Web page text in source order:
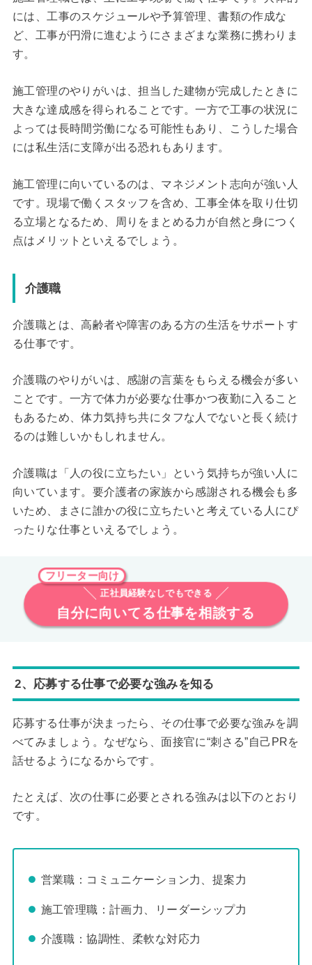
には、工事のスケジュールや予算管理、書類の作成な
ど、工事が円滑に進むようにさまざまな業務に携わりま
す。
施工管理のやりがいは、担当した建物が完成したときに
大きな達成感を得られることです。一方で工事の状況に
よっては長時間労働になる可能性もあり、こうした場合
には私生活に支障が出る恐れもあります。
施工管理に向いているのは、マネジメント志向が強い人
です。現場で働くスタッフを含め、工事全体を取り仕切
る立場となるため、周りをまとめる力が自然と身につく
点はメリットといえるでしょう。
介護職
介護職とは、高齢者や障害のある方の生活をサポートす
る仕事です。
介護職のやりがいは、感謝の言葉をもらえる機会が多い
ことです。一方で体力が必要な仕事かつ夜勤に入ること
もあるため、体力気持ち共にタフな人でないと長く続け
るのは難しいかもしれません。
介護職は「人の役に立ちたい」という気持ちが強い人に
向いています。要介護者の家族から感謝される機会も多
いため、まさに誰かの役に立ちたいと考えている人にぴ
ったりな仕事といえるでしょう。
フリーター向け
正社員経験なしでもできる
自分に向いてる仕事を相談する
2、応募する仕事で必要な強みを知る
応募する仕事が決まったら、その仕事で必要な強みを調
べてみましょう。なぜなら、面接官に“刺さる”自己PRを
話せるようになるからです。
たとえば、次の仕事に必要とされる強みは以下のとおり
です。
営業職：コミュニケーション力、提案力
施工管理職：計画力、リーダーシップ力
介護職：協調性、柔軟な対応力